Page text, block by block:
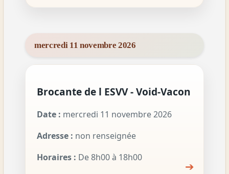
mercredi 11 novembre 2026
Brocante de l ESVV - Void-Vacon
Date : mercredi 11 novembre 2026
Adresse : non renseignée
Horaires : De 8h00 à 18h00
➔